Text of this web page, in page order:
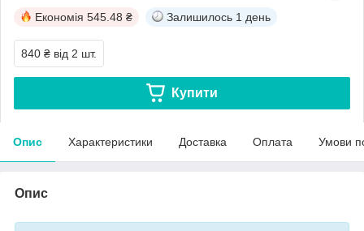
Економія 545.48 ₴ Залишилось 1 день
840 ₴ від 2 шт.
Купити
Опис Характеристики Доставка Оплата Умови
Опис